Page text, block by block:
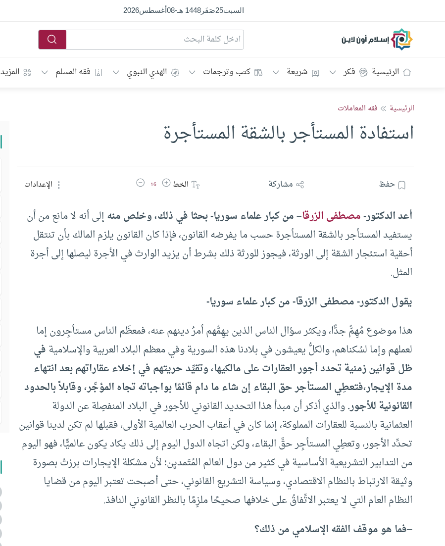
السبت25صَفَر1448 هـ -
08أغسطس2026
إسلام أون لاين
الرئيسية فكر شريعة كتب وترجمات الهدي النبوي فقه المسلم المزيد
الرئيسية فقه المعاملات
استفادة المستأجر بالشقة المستأجرة
حفظ مشاركة الخطزيادة حجم الخط
16 تقليل حجم الخط الإعدادات
أعد الدكتور-مصطفى الزرقا– من كبار علماء سوريا- بحثا في ذلك، وخلص منهإلى أنه لا مانع من أن
يستفيد المستأجر بالشقة المستأجرة حسب ما يفرضه القانون، فإذا كان القانون يلزم المالك بأن تنتقل
أحقية استئجار الشقة إلى الورثة، فيجوز للورثة ذلك بشرط أن يزيد الوارث في الأجرة ليصلها إلى أجرة
المثل.
يقول الدكتور- مصطفى الزرقا- من كبار علماء سوريا-
هذا موضوع مُهِمٌّ جدًّا، ويكثر سؤال الناس الذين يهِمُّهم أمرُ دينهم عنه، فمعظَم الناس مستأجِرون إما
لعملهم وإما لسُكناهم، والكلُّ يعيشون في بلادنا هذه السورية وفي معظم البلاد العربية والإسلاميةفي
ظل قوانين زمنية تحدد أجور العقارات على مالكيها، وتقيِّد حريتهم في إخلاء عقاراتهم بعد انتهاء
مدة الإيجار،فتعطِي المستأجر حق البقاء إن شاء ما دام قائمًا بواجباته تجاه المؤجِّر، وقابلاً بالحدود
القانونية للأجور.والذي أذكر أن مبدأ هذا التحديد القانوني للأجور في البلاد المنفصِلة عن الدولة
العثمانية بالنسبة للعقارات المملوكة، إنما كان في أعقاب الحرب العالمية الأولى، فقبلها لم تكن لدينا قوانين
تحدِّد الأجور، وتعطِي المستأجِر حقَّ البقاء، ولكن اتجاه الدول اليوم إلى ذلك يكاد يكون عالميًّا، فهو اليوم
من التدابير التشريعية الأساسية في كثير من دول العالم المُتَمديِن؛ لأن مشكلة الإيجارات برزتْ بصورة
وثيقة الارتباط بالنظام الاقتصادي، وسياسة التشريع القانوني، حتى أصبحت تعتبر اليوم من قضايا
النظام العام التي لا يعتبر الاتِّفاقُ على خلافها صحيحًا ملزِمًا بالنظر القانوني النافذ.
–فما هو موقف الفقه الإسلامي من ذلك؟